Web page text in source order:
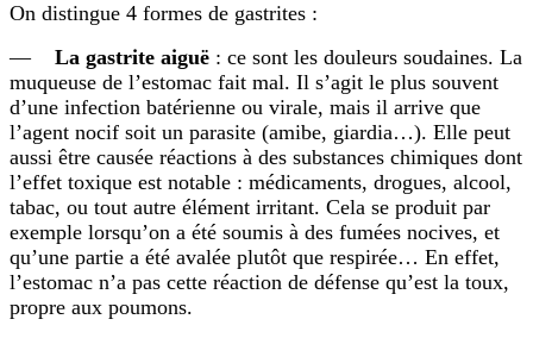
On distingue 4 formes de gastrites :
— La gastrite aiguë : ce sont les douleurs soudaines. La
muqueuse de l’estomac fait mal. Il s’agit le plus souvent
d’une infection batérienne ou virale, mais il arrive que
l’agent nocif soit un parasite (amibe, giardia…). Elle peut
aussi être causée réactions à des substances chimiques dont
l’effet toxique est notable : médicaments, drogues, alcool,
tabac, ou tout autre élément irritant. Cela se produit par
exemple lorsqu’on a été soumis à des fumées nocives, et
qu’une partie a été avalée plutôt que respirée… En effet,
l’estomac n’a pas cette réaction de défense qu’est la toux,
propre aux poumons.